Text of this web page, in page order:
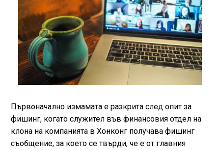
Първоначално измамата е разкрита след опит за
фишинг, когато служител във финансовия отдел на
клона на компанията в Хонконг получава фишинг
съобщение, за което се твърди, че е от главния